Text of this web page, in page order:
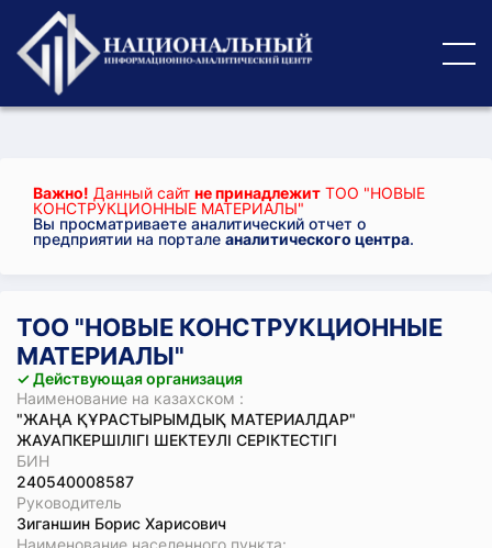
Важно! Данный сайт не принадлежит ТОО "НОВЫЕ
КОНСТРУКЦИОННЫЕ МАТЕРИАЛЫ"
Вы просматриваете аналитический отчет о
предприятии на портале аналитического центра.
ТОО "НОВЫЕ КОНСТРУКЦИОННЫЕ
МАТЕРИАЛЫ"
✓ Действующая организация
Наименование на казахском :
"ЖАҢА ҚҰРАСТЫРЫМДЫҚ МАТЕРИАЛДАР"
ЖАУАПКЕРШІЛІГІ ШЕКТЕУЛІ СЕРІКТЕСТІГІ
БИН
240540008587
Руководитель
Зиганшин Борис Харисович
Наименование населенного пункта: